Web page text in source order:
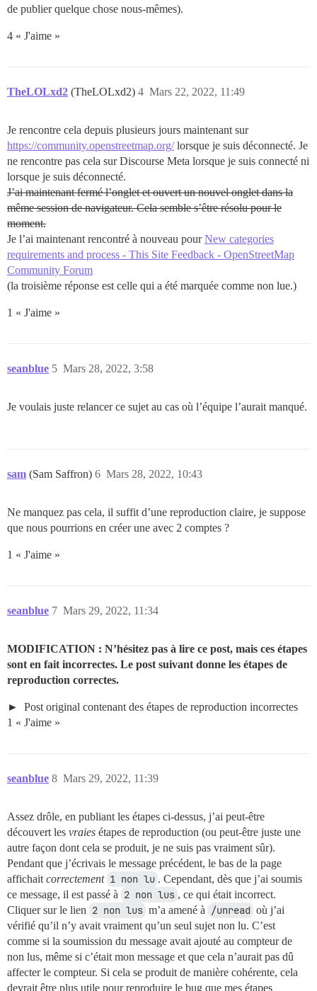
de publier quelque chose nous-mêmes).
4 « J'aime »
TheLOLxd2 (TheLOLxd2) Mars 22, 2022, 11:49
4
Je rencontre cela depuis plusieurs jours maintenant sur
https://community.openstreetmap.org/lorsque je suis déconnecté. Je
ne rencontre pas cela sur Discourse Meta lorsque je suis connecté ni
lorsque je suis déconnecté.
J’ai maintenant fermé l’onglet et ouvert un nouvel onglet dans la
même session de navigateur. Cela semble s’être résolu pour le
moment.
Je l’ai maintenant rencontré à nouveau pourNew categories
requirements and process - This Site Feedback - OpenStreetMap
Community Forum
(la troisième réponse est celle qui a été marquée comme non lue.)
1 « J'aime »
seanblue Mars 28, 2022, 3:58
5
Je voulais juste relancer ce sujet au cas où l’équipe l’aurait manqué.
sam (Sam Saffron) Mars 28, 2022, 10:43
6
Ne manquez pas cela, il suffit d’une reproduction claire, je suppose
que nous pourrions en créer une avec 2 comptes ?
1 « J'aime »
seanblue Mars 29, 2022, 11:34
7
MODIFICATION : N’hésitez pas à lire ce post, mais ces étapes
sont en fait incorrectes. Le post suivant donne les étapes de
reproduction correctes.
Post original contenant des étapes de reproduction incorrectes
1 « J'aime »
seanblue Mars 29, 2022, 11:39
8
Assez drôle, en publiant les étapes ci-dessus, j’ai peut-être
découvert les vraies étapes de reproduction (ou peut-être juste une
autre façon dont cela se produit, je ne suis pas vraiment sûr).
Pendant que j’écrivais le message précédent, le bas de la page
affichait correctement 1 non lu . Cependant, dès que j’ai soumis
ce message, il est passé à 2 non lus , ce qui était incorrect.
Cliquer sur le lien 2 non lus m’a amené à /unread où j’ai
vérifié qu’il n’y avait vraiment qu’un seul sujet non lu. C’est
comme si la soumission du message avait ajouté au compteur de
non lus, même si c’était mon message et que cela n’aurait pas dû
affecter le compteur. Si cela se produit de manière cohérente, cela
devrait être plus utile pour reproduire le bug que mes étapes